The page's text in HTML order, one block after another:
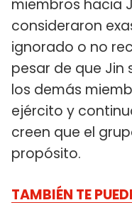
miembros hacia
consideraron
ignorado o no
pesar de que
los demás
ejército y
creen que el
propósito.
TAMBIÉN TE